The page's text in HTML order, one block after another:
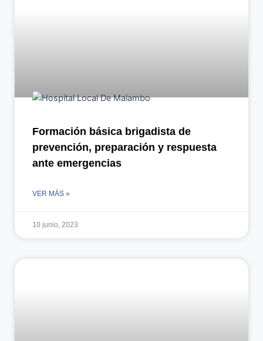
Formación básica brigadista de
prevención, preparación y respuesta
ante emergencias
VER MÁS »
10 junio, 2023